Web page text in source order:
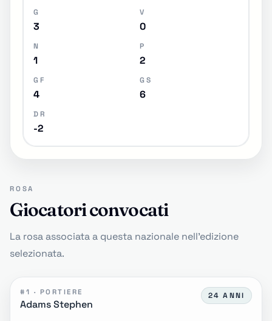
G
3
V
0
N
1
P
2
GF
4
GS
6
DR
-2
ROSA
Giocatori convocati
La rosa associata a questa nazionale nell'edizione
selezionata.
#1 · PORTIERE
Adams Stephen
24 ANNI